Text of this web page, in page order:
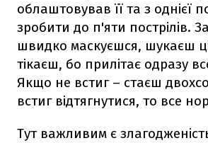
облаштовував її та з однієї
зробити до п'яти пострілів.
швидко маскуєшся, шукаєш
тікаєш, бо прилітає одразу
Якщо не встиг – стаєш
встиг відтягнутися, то все
Тут важливим є